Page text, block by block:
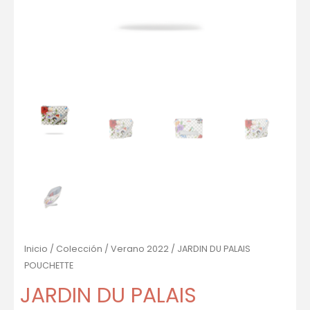
Inicio / Colección / Verano 2022 / JARDIN DU PALAIS
POUCHETTE
JARDIN DU PALAIS